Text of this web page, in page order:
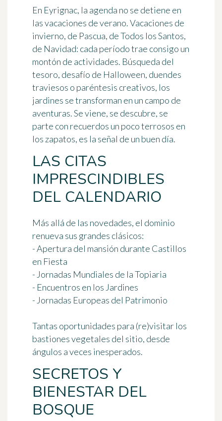
En Eyrignac, la agenda no se detiene en
las vacaciones de verano.Vacaciones de
invierno, de Pascua, de Todos los Santos,
de Navidad: cada período trae consigo un
montón de actividades. Búsqueda del
tesoro, desafío de Halloween, duendes
traviesos o paréntesis creativos, los
jardines se transforman en un campo de
aventuras. Se viene, se descubre, se
parte con recuerdos un poco terrosos en
los zapatos, es la señal de un buen día.
LAS CITAS
IMPRESCINDIBLES
DEL CALENDARIO
Más allá de las novedades, el dominio
renueva sus grandes clásicos:
- Apertura del mansión durante Castillos
en Fiesta
- Jornadas Mundiales de la Topiaria
- Encuentros en los Jardines
- Jornadas Europeas del Patrimonio
Tantas oportunidades para (re)visitar los
bastiones vegetales del sitio, desde
ángulos a veces inesperados.
SECRETOS Y
BIENESTAR DEL
BOSQUE